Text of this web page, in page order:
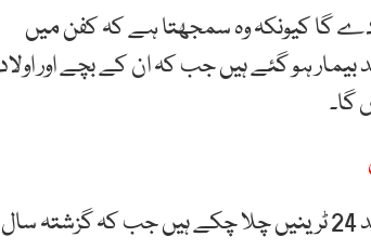
گا کیونکہ وہ سمجھتا ہے کہ کفن میں
ہو گئے ہیں جب کہ ان کے بچے اور
گا۔
شیخ رشید احمد نے ریلوے سے متعلق بات کرتے ہوئے کہا کہ ہم مزید 24 ٹرینیں چلا چکے ہیں جب کہ گزشتہ سال